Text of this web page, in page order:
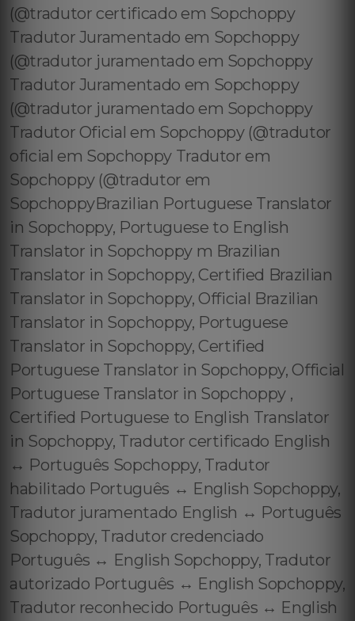
(@tradutor certificado em Sopchoppy
Tradutor Juramentado em Sopchoppy
(@tradutor juramentado em Sopchoppy
Tradutor Juramentado em Sopchoppy
(@tradutor juramentado em Sopchoppy
Tradutor Oficial em Sopchoppy (@tradutor
oficial em Sopchoppy Tradutor em
Sopchoppy (@tradutor em
SopchoppyBrazilian Portuguese Translator
in Sopchoppy, Portuguese to English
Translator in Sopchoppy m Brazilian
Translator in Sopchoppy, Certified Brazilian
Translator in Sopchoppy, Official Brazilian
Translator in Sopchoppy, Portuguese
Translator in Sopchoppy, Certified
Portuguese Translator in Sopchoppy, Official
Portuguese Translator in Sopchoppy ,
Certified Portuguese to English Translator
in Sopchoppy, Tradutor certificado English
↔️ Português Sopchoppy, Tradutor
habilitado Português ↔️ English Sopchoppy,
Tradutor juramentado English ↔️ Português
Sopchoppy, Tradutor credenciado
Português ↔️ English Sopchoppy, Tradutor
autorizado Português ↔️ English Sopchoppy,
Tradutor reconhecido Português ↔️ English